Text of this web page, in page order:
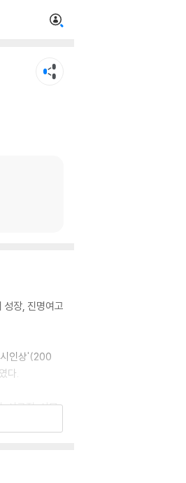
성장, 진명여고
시인상'(200
다.
시극집, 산문
집 『Yo soy